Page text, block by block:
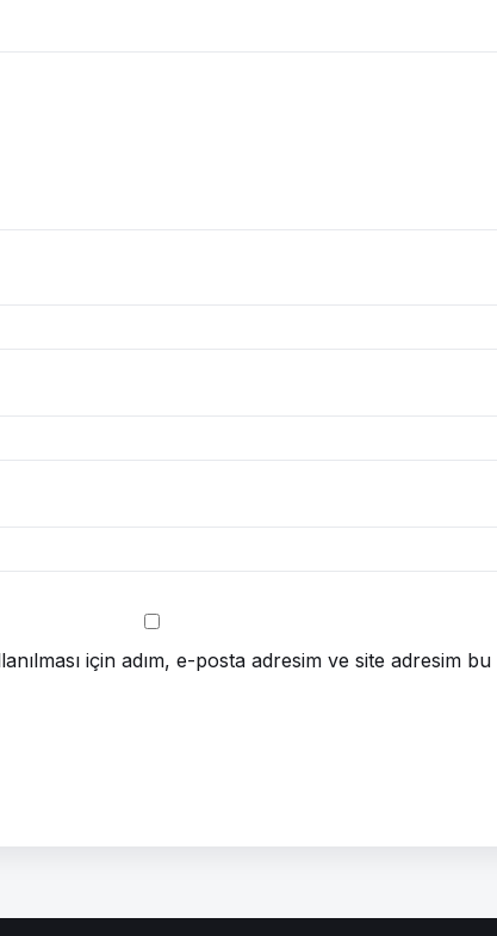
için adım, e-posta adresim ve site adresim bu